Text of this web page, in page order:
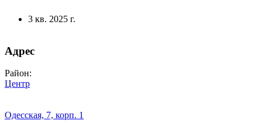
3 кв. 2025 г.
Адрес
Район:
Центр
Одесская, 7, корп. 1